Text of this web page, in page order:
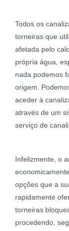
Todos os
torneiras que
afetada pelo
própria água,
nada podemos
origem.
aceder à
através de um
serviço de
Infelizmente, o
opções que a
rapidamente
torneiras
procedendo,